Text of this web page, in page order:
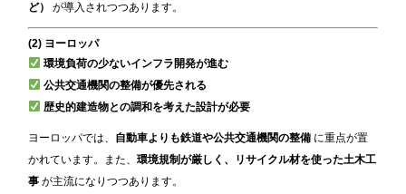
ど）
が導入されつつあります。
(2) ヨーロッパ
環境負荷の少ないインフラ開発が進む
公共交通機関の整備が優先される
歴史的建造物との調和を考えた設計が必要
ヨーロッパでは、 自動車よりも鉄道や公共交通機関の整備 に重点が置
かれています。また、環境規制が厳しく、リサイクル材を使った土木工
事 が主流になりつつあります。